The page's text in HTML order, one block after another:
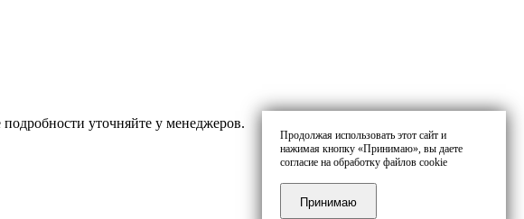
уточняйте у менеджеров.
Продолжая использовать этот сайт и
нажимая кнопку «Принимаю», вы даете
согласие на обработку файлов cookie
Принимаю